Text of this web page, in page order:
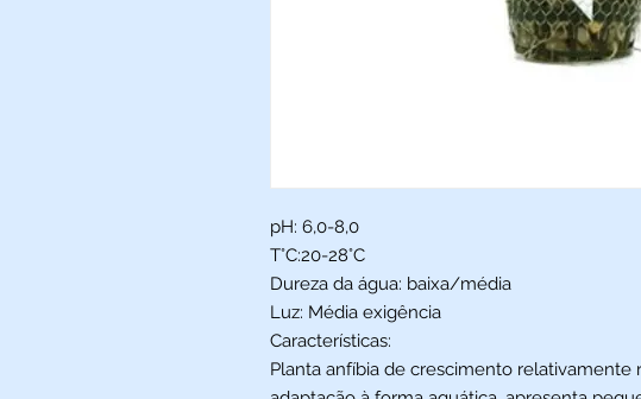
pH: 6,0-8,0
T°C:20-28°C
Dureza da água: baixa/média
Luz: Média exigência
Características:
Planta anfíbia de crescimento relativamente